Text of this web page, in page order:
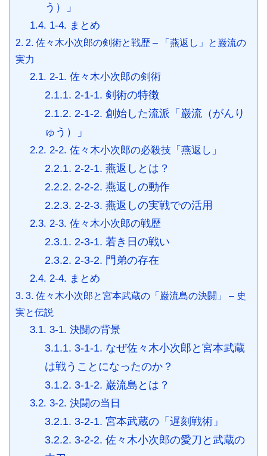
う）」
1.4. 1-4. まとめ
2. 2. 佐々木小次郎の剣術と戦歴 – 「燕返し」と巌流の
実力
2.1. 2-1. 佐々木小次郎の剣術
2.1.1. 2-1-1. 剣術の特徴
2.1.2. 2-1-2. 創始した流派「巌流（がんり
ゅう）」
2.2. 2-2. 佐々木小次郎の必殺技「燕返し」
2.2.1. 2-2-1. 燕返しとは？
2.2.2. 2-2-2. 燕返しの動作
2.2.3. 2-2-3. 燕返しの実戦での活用
2.3. 2-3. 佐々木小次郎の戦歴
2.3.1. 2-3-1. 若き日の戦い
2.3.2. 2-3-2. 門弟の存在
2.4. 2-4. まとめ
3. 3. 佐々木小次郎と宮本武蔵の「巌流島の決闘」 – 史
実と伝説
3.1. 3-1. 決闘の背景
3.1.1. 3-1-1. なぜ佐々木小次郎と宮本武蔵
は戦うことになったのか？
3.1.2. 3-1-2. 巌流島とは？
3.2. 3-2. 決闘の当日
3.2.1. 3-2-1. 宮本武蔵の「遅刻戦術」
3.2.2. 3-2-2. 佐々木小次郎の愛刀と武蔵の